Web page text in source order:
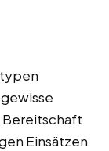
Einsätzen